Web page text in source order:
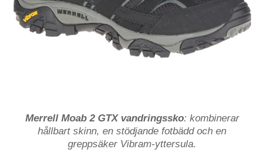
Merrell Moab 2 GTX vandringssko: kombinerar
hållbart skinn, en stödjande fotbädd och en
greppsäker Vibram-yttersula.